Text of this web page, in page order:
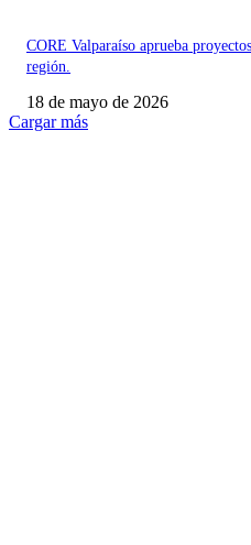
CORE Valparaíso aprueba
región.
18 de mayo de 2026
Cargar más